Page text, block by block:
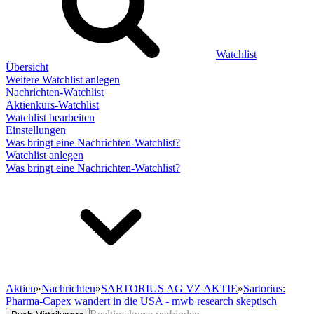
Watchlist
Übersicht
Weitere Watchlist anlegen
Nachrichten-Watchlist
Aktienkurs-Watchlist
Watchlist bearbeiten
Einstellungen
Was bringt eine Nachrichten-Watchlist?
Watchlist anlegen
Was bringt eine Nachrichten-Watchlist?
Aktien»Nachrichten»SARTORIUS AG VZ AKTIE»Sartorius:
Pharma-Capex wandert in die USA - mwb research skeptisch